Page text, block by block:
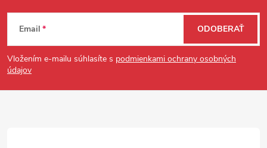
Zápätie
Email
Vložením e-mailu súhlasíte s podmienkami ochrany osobných
údajov
ODOBERAŤ